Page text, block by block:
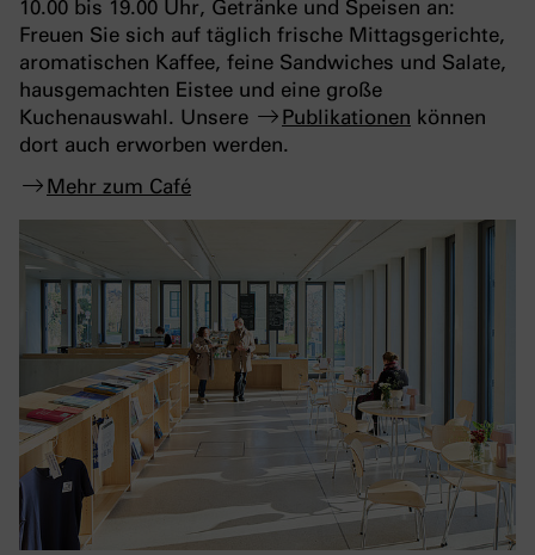
10.00 bis 19.00 Uhr, Getränke und Speisen an:
Freuen Sie sich auf täglich frische Mittagsgerichte,
aromatischen Kaffee, feine Sandwiches und Salate,
hausgemachten Eistee und eine große
Kuchenauswahl. Unsere
Publikationen können
dort auch erworben werden.
Mehr zum Café